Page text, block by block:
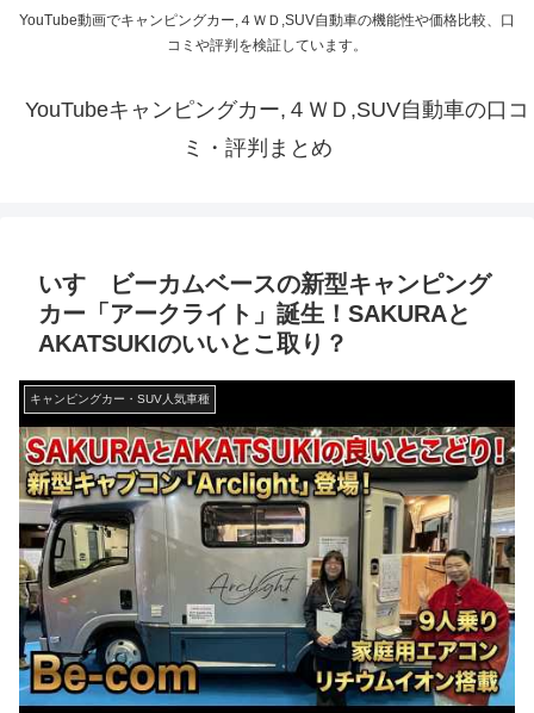
YouTube動画でキャンピングカー,４ＷＤ,SUV自動車の機能性や価格比較、口
コミや評判を検証しています。
YouTubeキャンピングカー,４ＷＤ,SUV自動車の口コ
ミ・評判まとめ
いすゞビーカムベースの新型キャンピング
カー「アークライト」誕生！SAKURAと
AKATSUKIのいいとこ取り？
キャンピングカー・SUV人気車種